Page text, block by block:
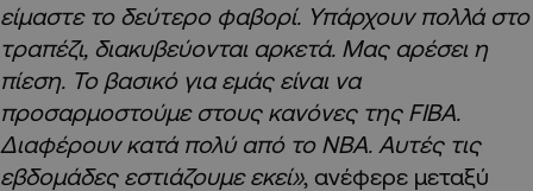
είμαστε το δεύτερο φαβορί. Υπάρχουν πολλά στο
τραπέζι, διακυβεύονται αρκετά. Μας αρέσει η
πίεση. Το βασικό για εμάς είναι να
προσαρμοστούμε στους κανόνες της FIBA.
Διαφέρουν κατά πολύ από το ΝΒΑ. Αυτές τις
εβδομάδες εστιάζουμε εκεί», ανέφερε μεταξύ